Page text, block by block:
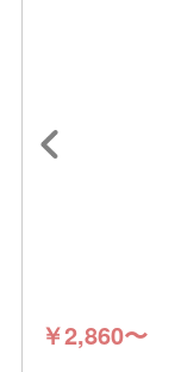
￥2,860〜